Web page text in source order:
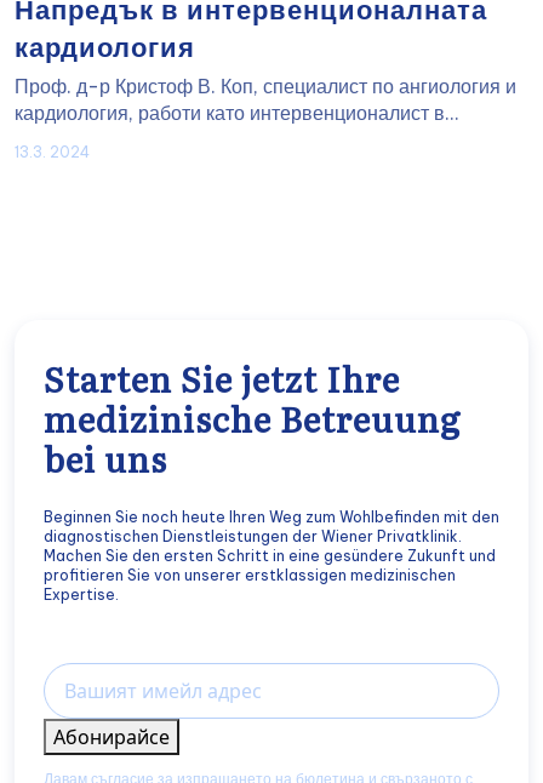
Напредък в интервенционалната
кардиология
Проф. д-р Кристоф В. Коп, специалист по ангиология и
кардиология, работи като интервенционалист в...
13.3. 2024
Starten Sie jetzt Ihre
medizinische Betreuung
bei uns
Beginnen Sie noch heute Ihren Weg zum Wohlbefinden mit den
diagnostischen Dienstleistungen der Wiener Privatklinik.
Machen Sie den ersten Schritt in eine gesündere Zukunft und
profitieren Sie von unserer erstklassigen medizinischen
Expertise.
Email
Абонирайсе
Давам съгласие за изпращането на бюлетина и свързаното с